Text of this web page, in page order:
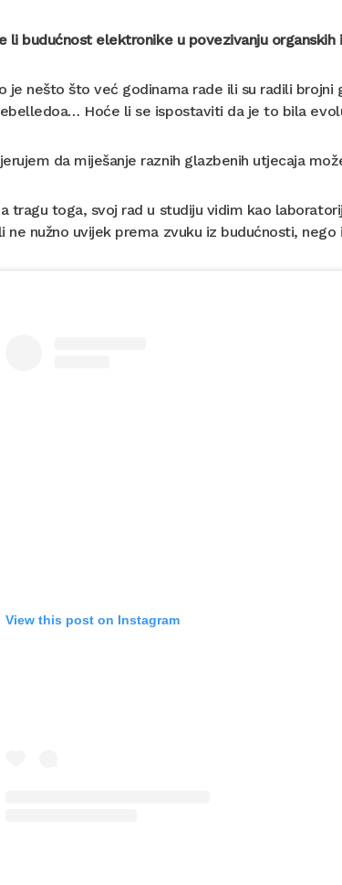
li budućnost elektronike u povezivanju organskih
je nešto što već godinama rade ili su radili
Hoće li se ispostaviti da je to bila
da miješanje raznih glazbenih utjecaja
tragu toga, svoj rad u studiju vidim kao
ne nužno uvijek prema zvuku iz budućnosti,
View this post on Instagram